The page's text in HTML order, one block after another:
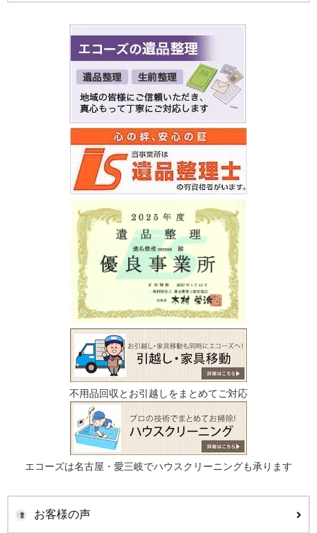
不用品回収とお引越しをまとめてご対応
エコーズは名古屋・愛三岐でハウスクリーニングも承ります
お客様の声